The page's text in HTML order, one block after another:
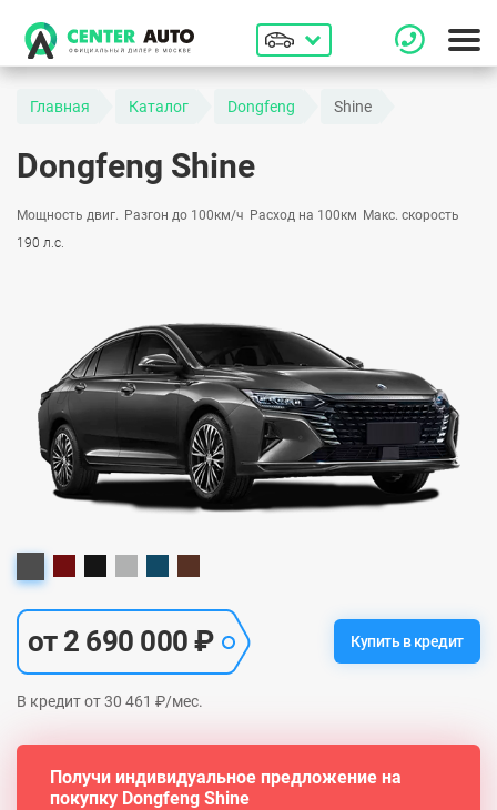
Главная Каталог Dongfeng Shine
Dongfeng Shine
Мощность двиг.
190 л.с.
Разгон до 100км/ч Расход на 100км Макс. скорость
от 2 690 000 ₽ Купить в кредит
В кредит от 30 461 ₽/мес.
Получи индивидуальное предложение на
покупку Dongfeng Shine